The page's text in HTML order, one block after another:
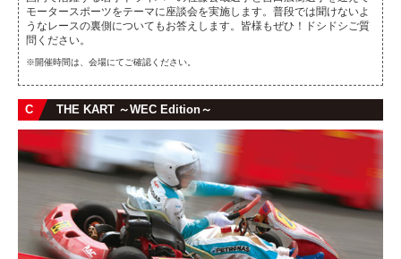
モータースポーツをテーマに座談会を実施します。普段では聞けないよ
うなレースの裏側についてもお答えします。皆様もぜひ！ドシドシご質
問ください。
※開催時間は、会場にてご確認ください。
C THE KART ～WEC Edition～